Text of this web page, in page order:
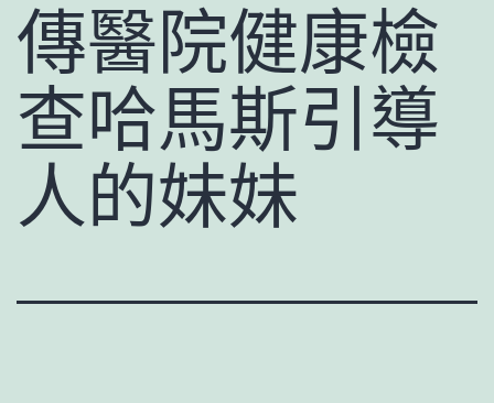
傳醫院健康檢
查哈馬斯引導
人的妹妹